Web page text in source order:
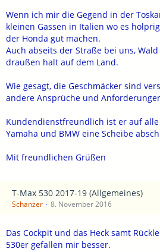
Wenn ich mir die Gegend in der
kleinen Gassen in Italien wo es
der Honda gut machen.
Auch abseits der Straße bei uns,
draußen halt auf dem Land.
Wie gesagt, die Geschmäcker sind
andere Ansprüche und
Kundendienstfreundlich ist er auf alle
Yamaha und BMW eine Scheibe
Mit freundlichen Grüßen
T-Max 530 2017-19 (Allgemeines)
Schanzer 8. November 2016
Das Cockpit und das Heck samt
530er gefallen mir besser.